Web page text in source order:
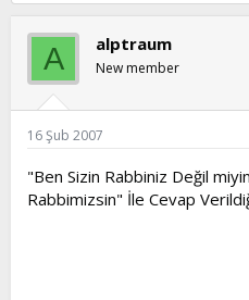
b
u
y
u
b
a
l
a
t
a
n
ı
a
r
i
A alptraum
New member
16 Şub 2007
"Ben Sizin Rabbiniz Değil
Rabbimizsin" İle Cevap